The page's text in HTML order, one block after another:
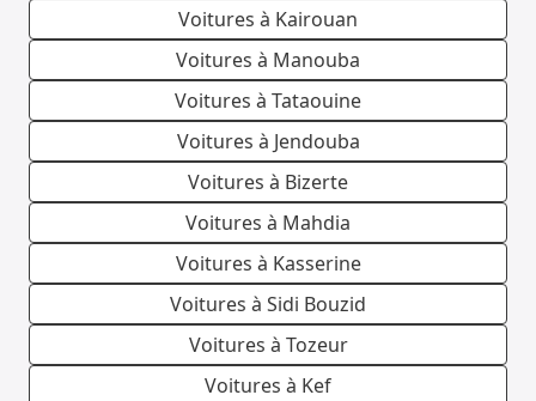
Voitures à Kairouan
Voitures à Manouba
Voitures à Tataouine
Voitures à Jendouba
Voitures à Bizerte
Voitures à Mahdia
Voitures à Kasserine
Voitures à Sidi Bouzid
Voitures à Tozeur
Voitures à Kef